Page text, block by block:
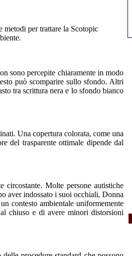
per trattare la Scotopic
sono percepite chiaramente in modo
può scomparire sullo sfondo. Altri
tra scrittura nera e lo sfondo bianco
Una copertura colorata, come una
del trasparente ottimale dipende dal
Molte persone autistiche
aver indossato i suoi occhiali, Donna
contesto ambientale uniformemente
chiuso e di avere minori distorsioni